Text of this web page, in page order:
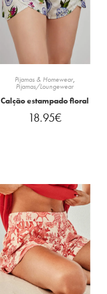
Pijamas & Homewear,
Pijamas/Loungewear
Calção estampado floral
18.95€